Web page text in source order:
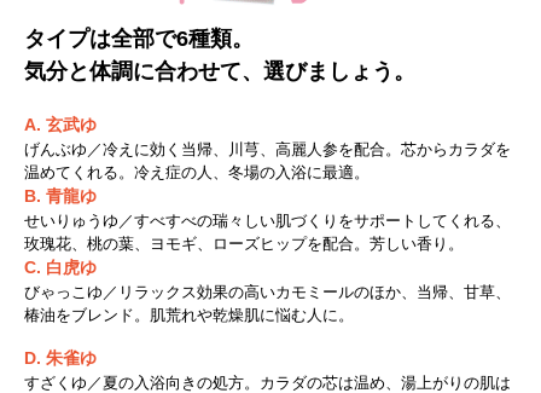
タイプは全部で6種類。
気分と体調に合わせて、選びましょう。
A. 玄武ゆ
げんぶゆ／冷えに効く当帰、川芎、高麗人参を配合。芯からカラダを
温めてくれる。冷え症の人、冬場の入浴に最適。
B. 青龍ゆ
せいりゅうゆ／すべすべの瑞々しい肌づくりをサポートしてくれる、
玫瑰花、桃の葉、ヨモギ、ローズヒップを配合。芳しい香り。
C. 白虎ゆ
びゃっこゆ／リラックス効果の高いカモミールのほか、当帰、甘草、
椿油をブレンド。肌荒れや乾燥肌に悩む人に。
D. 朱雀ゆ
すざくゆ／夏の入浴向きの処方。カラダの芯は温め、湯上がりの肌は